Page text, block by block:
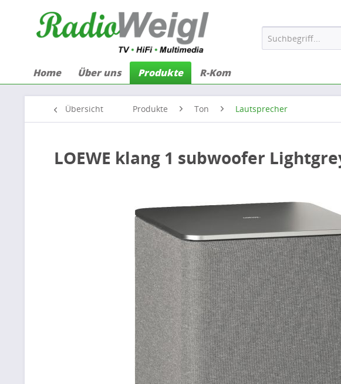
Home Über uns Produkte R-Kom
Übersicht Produkte Ton Lautsprecher
LOEWE klang 1 subwoofer